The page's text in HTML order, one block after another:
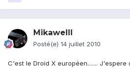
Mikawelll
Posté(e) 14 juillet 2010
C'est le Droid X européen....... J'espere